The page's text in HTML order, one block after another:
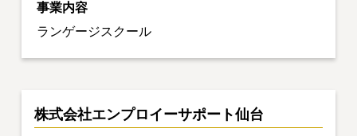
事業内容
ランゲージスクール
株式会社エンプロイーサポート仙台